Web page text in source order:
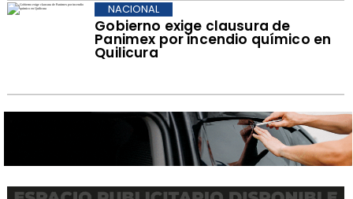
Gobierno exige clausura de
Panimex por incendio químico en
Quilicura
NACIONAL